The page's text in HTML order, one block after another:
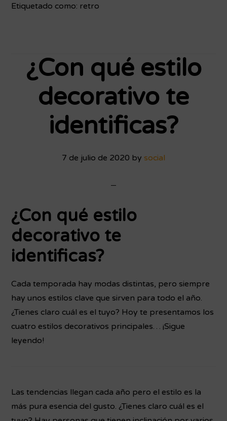
Etiquetado como: retro
¿Con qué estilo
decorativo te
identificas?
7 de julio de 2020 by social
¿Con qué estilo
decorativo te
identificas?
Cada temporada hay modas distintas, pero siempre
hay unos estilos clave que sirven para todo el año.
¿Tienes claro cuál es el tuyo? Hoy te presentamos los
cuatro estilos decorativos principales… ¡Sigue
leyendo!
Las tendencias llegan cada año pero el estilo es la
más pura esencia del gusto. ¿Tienes claro cuál es el